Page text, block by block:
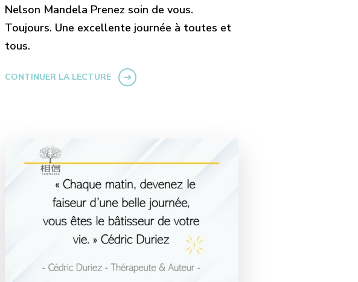
Nelson Mandela Prenez soin de vous.
Toujours. Une excellente journée à toutes et
tous.
CONTINUER LA LECTURE